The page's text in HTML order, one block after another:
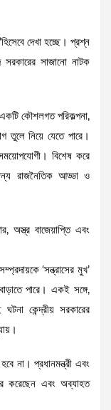
দেখা হচ্ছে। প্রশ্ন
সরকারের সাজানো নাটক
কৌশলগত পরিকল্পনা,
তুলে নিয়ে যেতে পারে।
বিশেষ করে
রাজনৈতিক আড্ডা ও
অস্ত্র বাজেয়াপ্তি এবং
‘সন্ত্রাসের মুখ’
পারে। একই সঙ্গে,
কেন্দ্রীয় সরকারের
না। প্রধানমন্ত্রী এবং
করেছেন এবং অব্যাহত